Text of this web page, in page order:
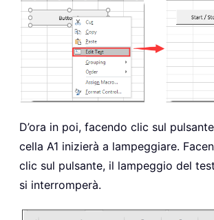
D’ora in poi, facendo clic sul
cella A1 inizierà a lampeggiare.
clic sul pulsante, il lampeggio del
si interromperà.